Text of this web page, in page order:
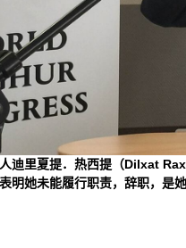
迪里夏提．热西提（Dilxat
明她未能履行职责，辞职，是